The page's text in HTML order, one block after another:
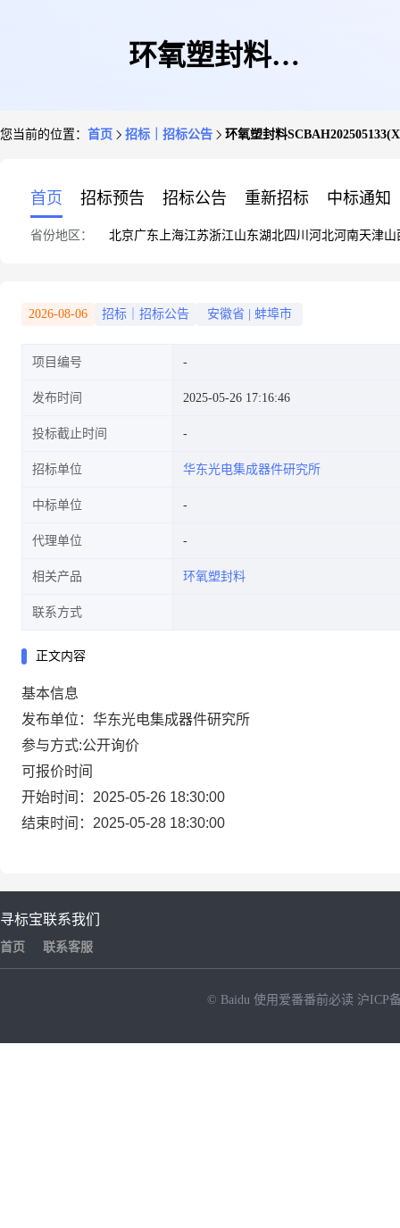
环氧塑封料
您当前的位置： 首页 招标｜招标公告 环氧塑封料
首页 招标预告 招标公告 重新招标 中标通知
省份地区： 北京广东 上海江苏浙江山东湖北四川 河北河南天津山
2026-08-06 招标｜招标公告 安徽省 蚌埠市
项目编号
发布时间 2025-05-26 17:16:46
投标截止时间
招标单位 华东光电集成器件研究所
中标单位
代理单位
相关产品 环氧塑封料
联系方式
正文内容
基本信息
发布单位：华东光电集成器件研究所
参与方式:公开询价
可报价时间
开始时间：2025-05-26 18:30:00
结束时间：2025-05-28 18:30:00
寻标宝
首页
联系我们
联系客服
© Baidu 使用爱番番前必读 沪ICP